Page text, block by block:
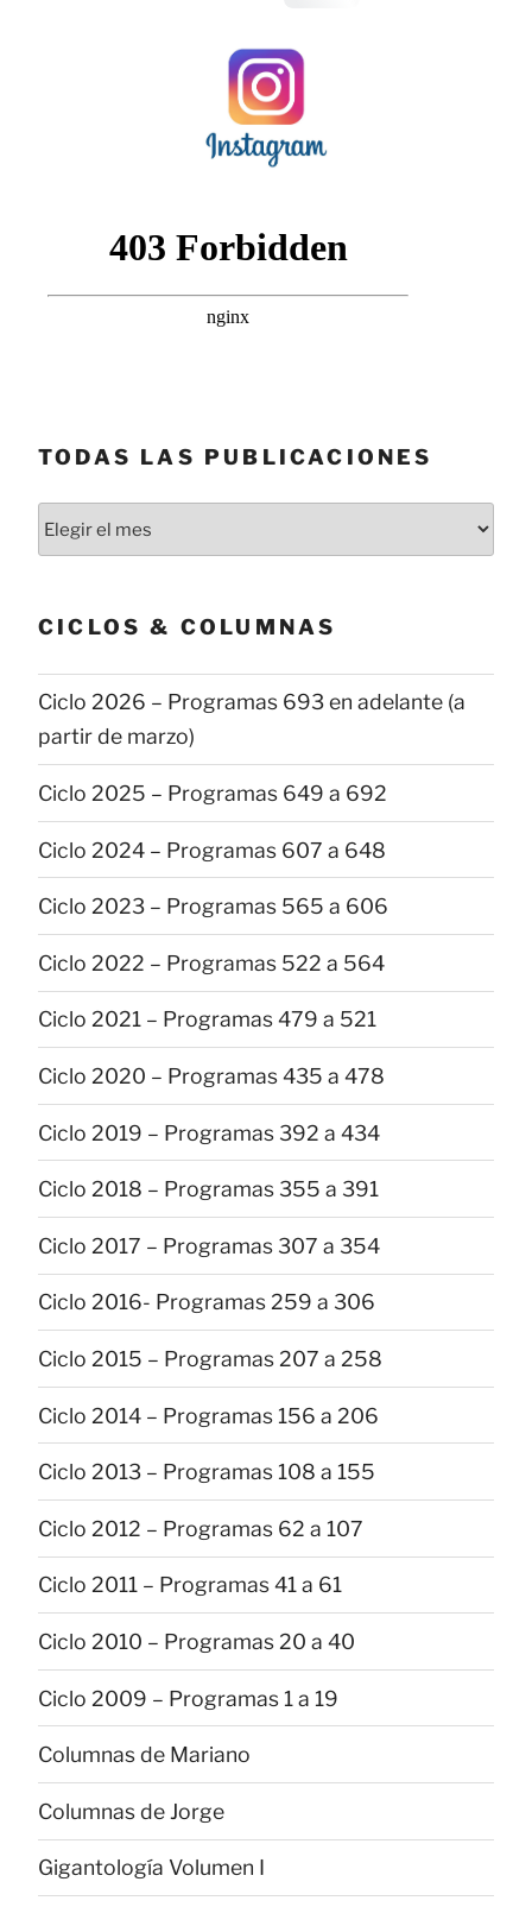
TODAS LAS PUBLICACIONES
Todas
las
CICLOS & COLUMNAS
Ciclo 2026 – Programas 693 en adelante (a
partir de marzo)
Ciclo 2025 – Programas 649 a 692
Ciclo 2024 – Programas 607 a 648
Ciclo 2023 – Programas 565 a 606
Ciclo 2022 – Programas 522 a 564
Ciclo 2021 – Programas 479 a 521
Ciclo 2020 – Programas 435 a 478
Ciclo 2019 – Programas 392 a 434
Ciclo 2018 – Programas 355 a 391
Ciclo 2017 – Programas 307 a 354
Ciclo 2016- Programas 259 a 306
Ciclo 2015 – Programas 207 a 258
Ciclo 2014 – Programas 156 a 206
Ciclo 2013 – Programas 108 a 155
Ciclo 2012 – Programas 62 a 107
Ciclo 2011 – Programas 41 a 61
Ciclo 2010 – Programas 20 a 40
Ciclo 2009 – Programas 1 a 19
Columnas de Mariano
Columnas de Jorge
Gigantología Volumen I